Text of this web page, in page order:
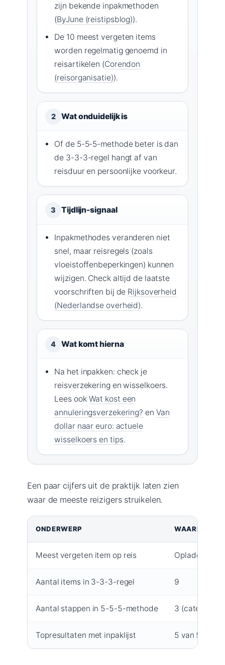
zijn bekende inpakmethoden
(ByJune (reistipsblog)).
De 10 meest vergeten items
worden regelmatig genoemd in
reisartikelen (Corendon
(reisorganisatie)).
2 Wat onduidelijk is
Of de 5-5-5-methode beter is dan
de 3-3-3-regel hangt af van
reisduur en persoonlijke voorkeur.
3 Tijdlijn-signaal
Inpakmethodes veranderen niet
snel, maar reisregels (zoals
vloeistoffenbeperkingen) kunnen
wijzigen. Check altijd de laatste
voorschriften bij de Rijksoverheid
(Nederlandse overheid).
4 Wat komt hierna
Na het inpakken: check je
reisverzekering en wisselkoers.
Lees ook Wat kost een
annuleringsverzekering? en Van
dollar naar euro: actuele
wisselkoers en tips.
Een paar cijfers uit de praktijk laten zien
waar de meeste reizigers struikelen.
ONDERWERP WAARDE
Meest vergeten item op reis Oplader /
Aantal items in 3-3-3-regel 9
Aantal stappen in 5-5-5-methode 3
Topresultaten met inpaklijst 5 van 5